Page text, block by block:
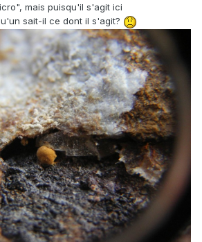
mais puisqu'il s'agit ici
sait-il ce dont il s'agit?